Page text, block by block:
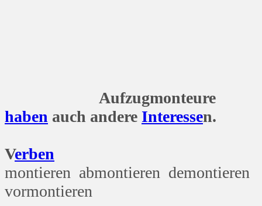
Aufzugmonteure
haben auch andere Interessen.
Verben
montieren abmontieren demontieren
vormontieren